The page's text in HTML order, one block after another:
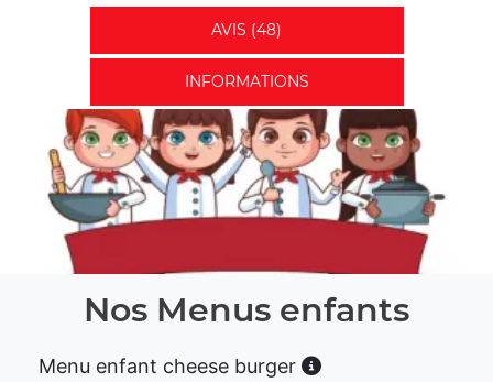
AVIS (48)
INFORMATIONS
Nos Menus enfants
Menu enfant cheese burger